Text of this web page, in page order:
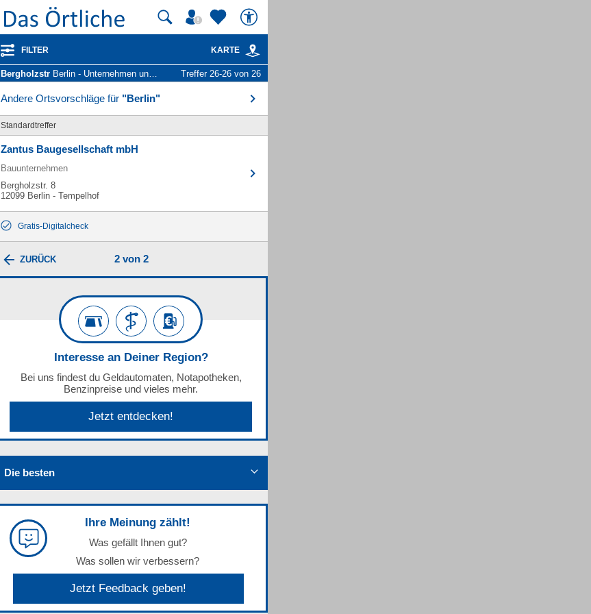
FILTER KARTE
Bergholzstr Berlin - Unternehmen und Personen Treffer 26-26 von 26
Andere Ortsvorschläge für "Berlin"
Standardtreffer
Zantus Baugesellschaft mbH
Bauunternehmen
Bergholzstr. 8
12099 Berlin - Tempelhof
Gratis-Digitalcheck
ZURÜCK 2 von 2
Interesse an Deiner Region?
Bei uns findest du Geldautomaten, Notapotheken,
Benzinpreise und vieles mehr.
Jetzt entdecken!
Die besten
Ihre Meinung zählt!
Was gefällt Ihnen gut?
Was sollen wir verbessern?
Jetzt Feedback geben!